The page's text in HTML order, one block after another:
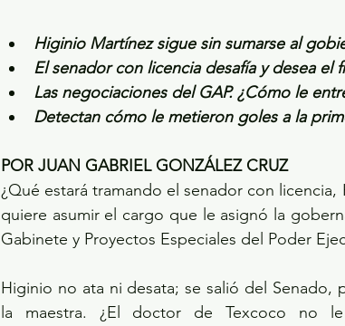
Higinio Martínez sigue sin sumarse al
El senador con licencia desafía y desea el
Las negociaciones del GAP. ¿Cómo le
Detectan cómo le metieron goles a la
POR JUAN GABRIEL GONZÁLEZ CRUZ
¿Qué estará tramando el senador con
quiere asumir el cargo que le asignó la
Gabinete y Proyectos Especiales del Poder
Higinio no ata ni desata; se salió del
la maestra. ¿El doctor de Texcoco no